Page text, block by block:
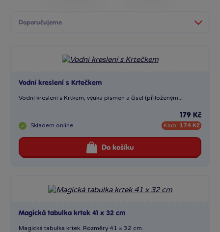
Vodní kreslení s Krtečkem
Vodní kreslení s Krtkem, výuka písmen a čísel (přiloženým...
Skladem online
179 Kč
Klub: 174 Kč
Do košíku
Magická tabulka krtek 41 x 32 cm
Magická tabulka krtek. Rozměry 41 × 32 cm.